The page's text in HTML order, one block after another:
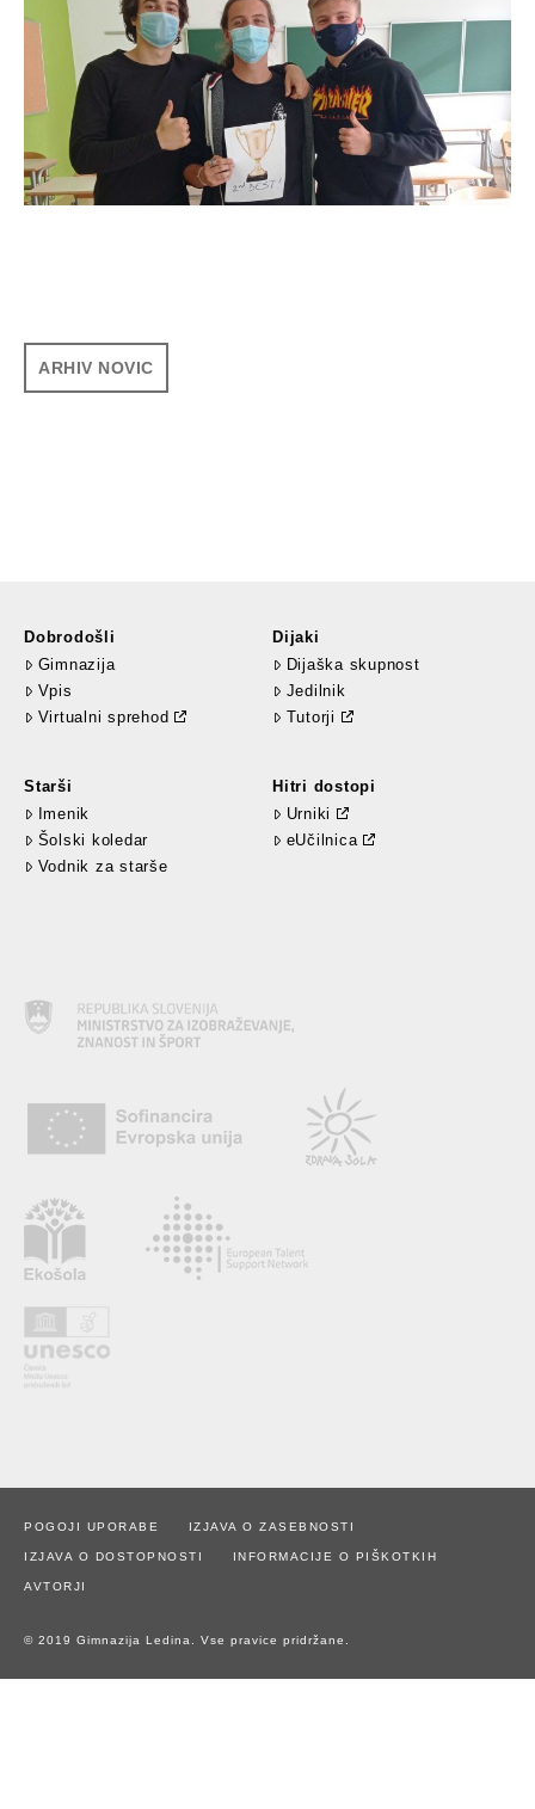
ARHIV NOVIC
Dobrodošli
Gimnazija
Vpis
Virtualni sprehod
Dijaki
Dijaška skupnost
Jedilnik
Tutorji
Starši
Imenik
Šolski koledar
Vodnik za starše
Hitri dostopi
Urniki
eUčilnica
POGOJI UPORABE IZJAVA O ZASEBNOSTI
IZJAVA O DOSTOPNOSTI INFORMACIJE O PIŠKOTKIH
AVTORJI
© 2019 Gimnazija Ledina. Vse pravice pridržane.